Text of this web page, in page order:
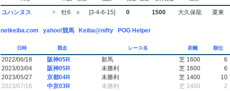
ユハンヌス ▼ 牡6 ○ [3-4-6-15] 0 1500 大久保龍 栗東
netkeiba.com yahoo!競馬 Keiba@nifty POG Helper
日時 競走 レース名 距離 順位
2022/06/18 阪神05R 新馬 芝 1600 6
2023/03/04
阪神05R 未勝利 芝 1600 6
2023/05/27
京都04R 未勝利 芝 1400 10
2023/07/16
中京03R 未勝利 芝 1400 2